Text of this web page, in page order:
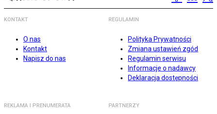
KONTAKT
O nas
Kontakt
Napisz do nas
REGULAMIN
Polityka Prywatności
Zmiana ustawień zgód
Regulamin serwisu
Informacje o nadawcy
Deklaracja dostępności
REKLAMA I PRENUMERATA PARTNERZY